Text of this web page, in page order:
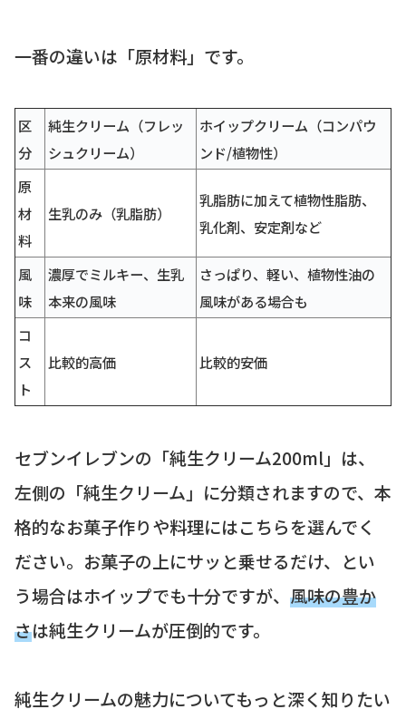
一番の違いは「原材料」です。
区
分
純生クリーム（フレッ
シュクリーム）
ホイップクリーム（コンパウ
ンド/植物性）
原
材
料
生乳のみ（乳脂肪）
乳脂肪に加えて植物性脂肪、
乳化剤、安定剤など
風
味
濃厚でミルキー、生乳
本来の風味
さっぱり、軽い、植物性油の
風味がある場合も
コ
ス
ト
比較的高価 比較的安価
セブンイレブンの「純生クリーム200ml」は、
左側の「純生クリーム」に分類されますので、本
格的なお菓子作りや料理にはこちらを選んでく
ださい。お菓子の上にサッと乗せるだけ、とい
う場合はホイップでも十分ですが、 風味の豊か
さは純生クリームが圧倒的です。
純生クリームの魅力についてもっと深く知りたい